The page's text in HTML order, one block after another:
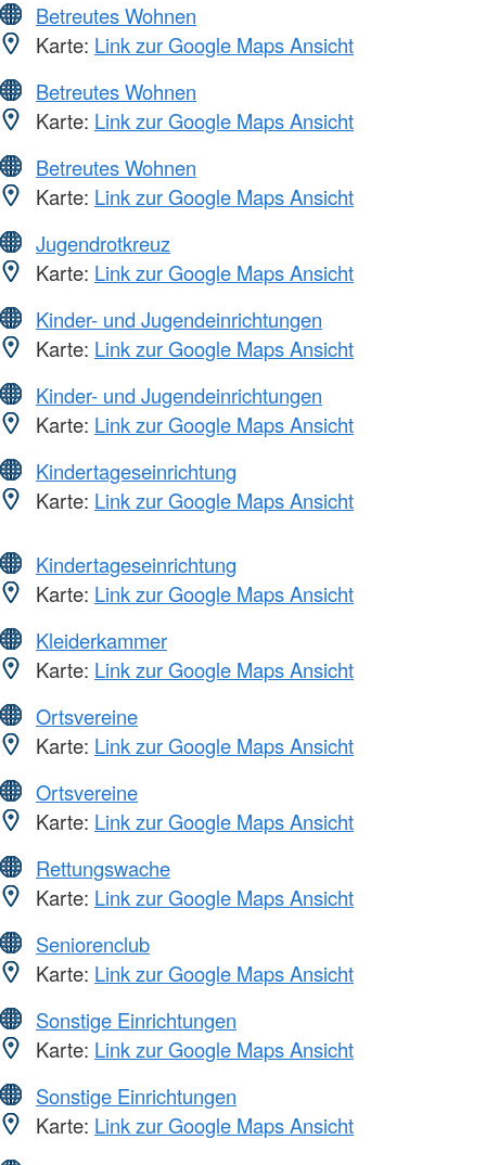
Betreutes Wohnen
Karte: Link zur Google Maps Ansicht
Betreutes Wohnen
Karte: Link zur Google Maps Ansicht
Betreutes Wohnen
Karte: Link zur Google Maps Ansicht
Jugendrotkreuz
Karte: Link zur Google Maps Ansicht
Kinder- und Jugendeinrichtungen
Karte: Link zur Google Maps Ansicht
Kinder- und Jugendeinrichtungen
Karte: Link zur Google Maps Ansicht
Kindertageseinrichtung
Karte: Link zur Google Maps Ansicht
Kindertageseinrichtung
Karte: Link zur Google Maps Ansicht
Kleiderkammer
Karte: Link zur Google Maps Ansicht
Ortsvereine
Karte: Link zur Google Maps Ansicht
Ortsvereine
Karte: Link zur Google Maps Ansicht
Rettungswache
Karte: Link zur Google Maps Ansicht
Seniorenclub
Karte: Link zur Google Maps Ansicht
Sonstige Einrichtungen
Karte: Link zur Google Maps Ansicht
Sonstige Einrichtungen
Karte: Link zur Google Maps Ansicht